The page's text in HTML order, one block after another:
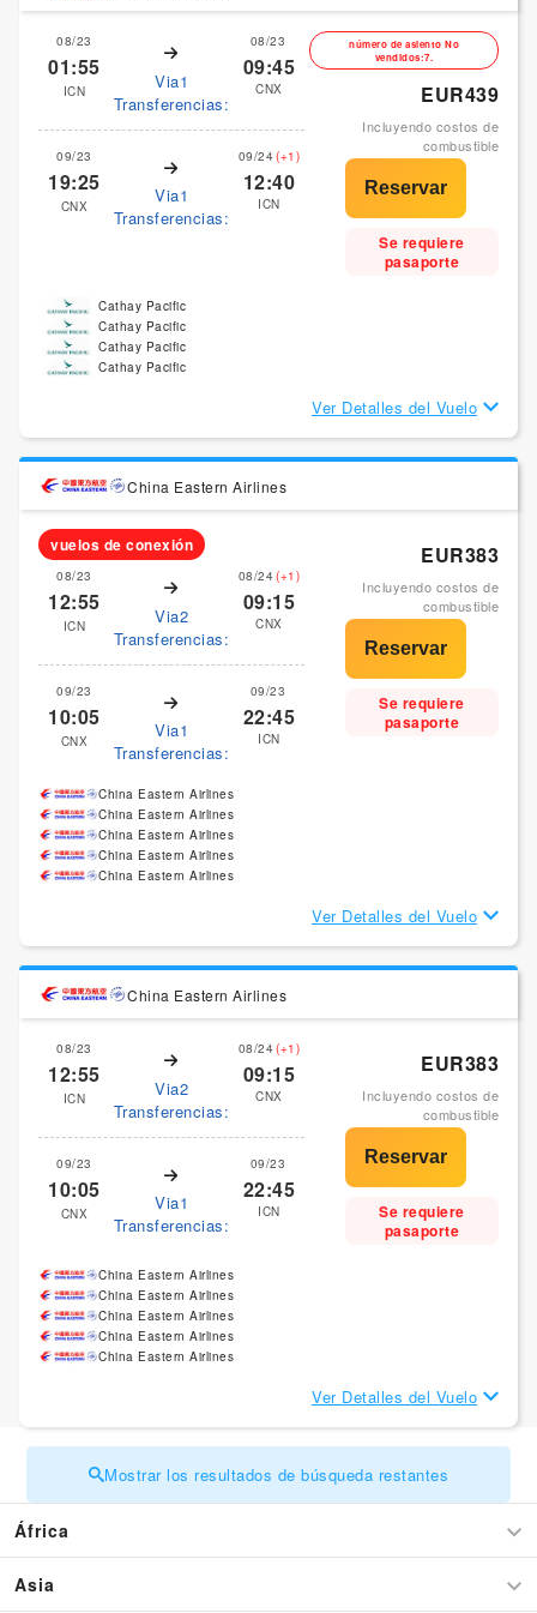
08/23
01:55
ICN
Via1
Transferencias:
08/23
09:45
CNX
09/23
19:25
CNX
Via1
Transferencias:
09/24(+1)
12:40
ICN
número de asiento No
vendidos:7.
EUR439
Incluyendo costos de
combustible
Se requiere
pasaporte
Cathay Pacific
Cathay Pacific
Cathay Pacific
Cathay Pacific
Ver Detalles del Vuelo
China Eastern Airlines
vuelos de conexión
08/23
12:55
ICN
Via2
Transferencias:
08/24(+1)
09:15
CNX
09/23
10:05
CNX
Via1
Transferencias:
09/23
22:45
ICN
EUR383
Incluyendo costos de
combustible
Se requiere
pasaporte
China Eastern Airlines
China Eastern Airlines
China Eastern Airlines
China Eastern Airlines
China Eastern Airlines
Ver Detalles del Vuelo
China Eastern Airlines
08/23
12:55
ICN
Via2
Transferencias:
08/24(+1)
09:15
CNX
09/23
10:05
CNX
Via1
Transferencias:
09/23
22:45
ICN
EUR383
Incluyendo costos de
combustible
Se requiere
pasaporte
China Eastern Airlines
China Eastern Airlines
China Eastern Airlines
China Eastern Airlines
China Eastern Airlines
Ver Detalles del Vuelo
Mostrar los resultados de búsqueda restantes
África
Asia